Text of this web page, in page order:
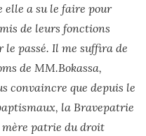
elle a su le faire pour
de leurs fonctions
passé. Il me suffira de
de MM.Bokassa,
convaincre que depuis le
la Bravepatrie
patrie du droit